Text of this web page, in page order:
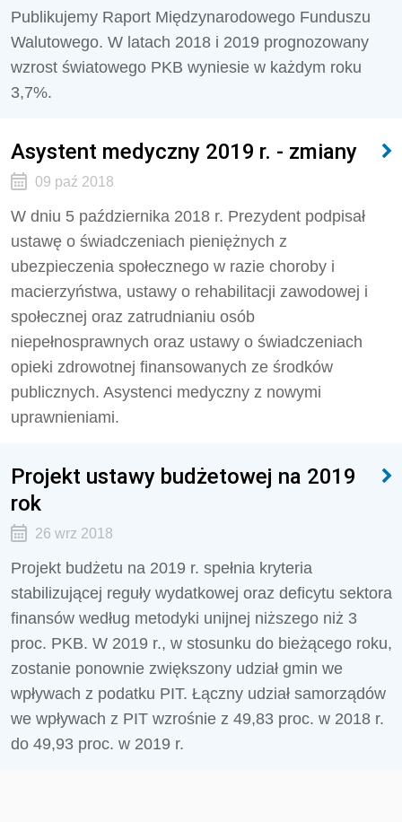
Publikujemy Raport Międzynarodowego Funduszu
Walutowego. W latach 2018 i 2019 prognozowany
wzrost światowego PKB wyniesie w każdym roku
3,7%.
Asystent medyczny 2019 r. - zmiany
09 paź 2018
W dniu 5 października 2018 r. Prezydent podpisał
ustawę o świadczeniach pieniężnych z
ubezpieczenia społecznego w razie choroby i
macierzyństwa, ustawy o rehabilitacji zawodowej i
społecznej oraz zatrudnianiu osób
niepełnosprawnych oraz ustawy o świadczeniach
opieki zdrowotnej finansowanych ze środków
publicznych. Asystenci medyczny z nowymi
uprawnieniami.
Projekt ustawy budżetowej na 2019
rok
26 wrz 2018
Projekt budżetu na 2019 r. spełnia kryteria
stabilizującej reguły wydatkowej oraz deficytu sektora
finansów według metodyki unijnej niższego niż 3
proc. PKB. W 2019 r., w stosunku do bieżącego roku,
zostanie ponownie zwiększony udział gmin we
wpływach z podatku PIT. Łączny udział samorządów
we wpływach z PIT wzrośnie z 49,83 proc. w 2018 r.
do 49,93 proc. w 2019 r.